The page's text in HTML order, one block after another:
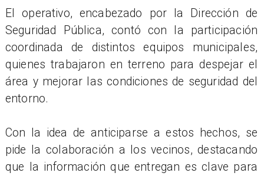
El operativo, encabezado por la Dirección de
Seguridad Pública, contó con la participación
coordinada de distintos equipos municipales,
quienes trabajaron en terreno para despejar el
área y mejorar las condiciones de seguridad del
entorno.
Con la idea de anticiparse a estos hechos, se
pide la colaboración a los vecinos, destacando
que la información que entregan es clave para